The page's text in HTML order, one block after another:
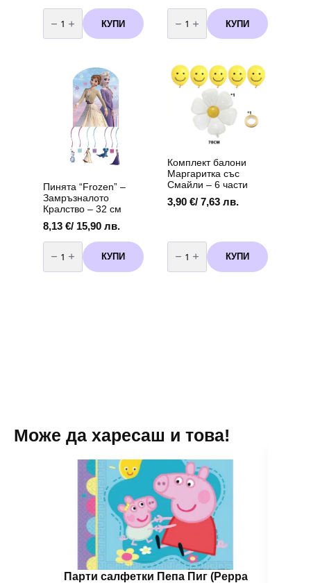
количество
за
Двупластови
салфетки
КУПИ
количество
за
Балон
фолио"
45
см
КУПИ
Пинята “Frozen” –
Замръзналото
Кралство – 32 см
8,13 €/ 15,90 лв.
количество
за
Пинята
“Frozen”
КУПИ
Комплект балони
Маргаритка със
Смайли – 6 части
3,90 €/ 7,63 лв.
количество
за
Комплект
балони
КУПИ
Може да харесаш и това!
Парти салфетки Пепа Пиг (Peppa